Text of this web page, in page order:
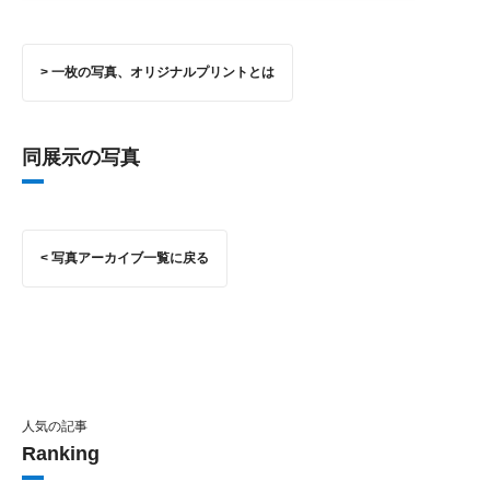
> 一枚の写真、オリジナルプリントとは
同展示の写真
< 写真アーカイブ一覧に戻る
人気の記事
Ranking